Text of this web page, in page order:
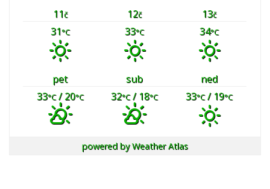
11č 12č 13č
31°C 33°C 34°C
pet sub
ned
33°C/ 20°C 32°C/ 18°C 33°C/ 19°C
powered byWeather Atlas